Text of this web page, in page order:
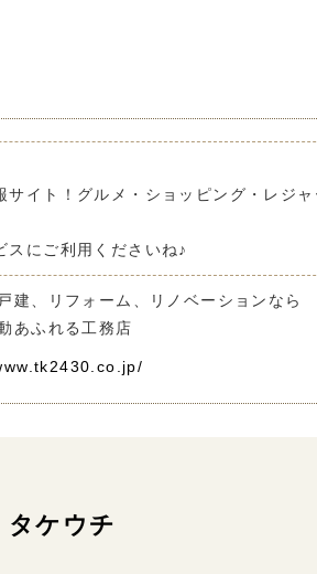
サイト！グルメ・ショッピング・レジ
スにご利用くださいね♪
建、リフォーム、リノベーションなら
あふれる工務店
タケウチ